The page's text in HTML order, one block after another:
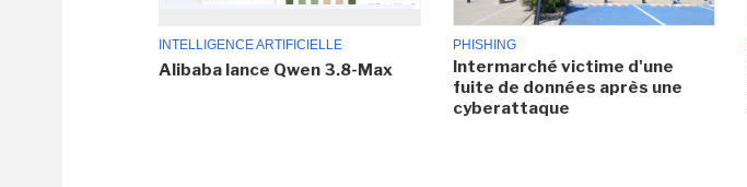
INTELLIGENCE ARTIFICIELLE
Alibaba lance Qwen 3.8-Max
PHISHING
Intermarché victime d'une
fuite de données après une
cyberattaque